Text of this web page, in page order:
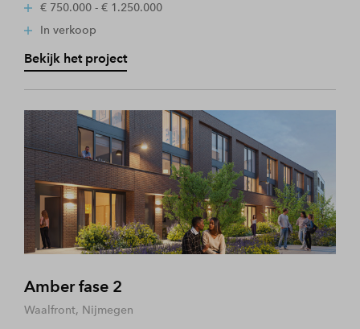
€ 750.000 - € 1.250.000
In verkoop
Bekijk het project
Amber fase 2
Waalfront, Nijmegen